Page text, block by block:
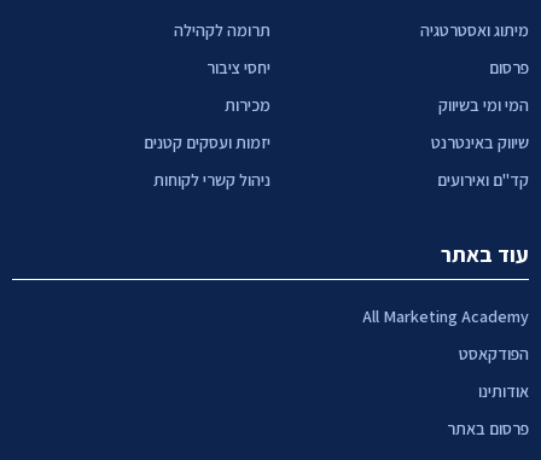
מיתוג ואסטרטגיה
פרסום
המי ומי בשיווק
שיווק באינטרנט
קד"ם ואירועים
תרומה לקהילה
יחסי ציבור
מכירות
יזמות ועסקים קטנים
ניהול קשרי לקוחות
עוד באתר
All Marketing Academy
הפודקאסט
אודותינו
פרסום באתר